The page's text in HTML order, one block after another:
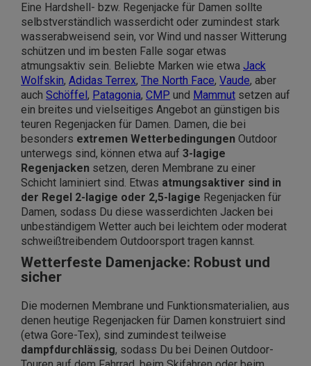
Eine Hardshell- bzw. Regenjacke für Damen sollte
selbstverständlich wasserdicht oder zumindest stark
wasserabweisend sein, vor Wind und nasser Witterung
schützen und im besten Falle sogar etwas
atmungsaktiv sein. Beliebte Marken wie etwa Jack
Wolfskin, Adidas Terrex, The North Face, Vaude, aber
auch Schöffel , Patagonia, CMP und Mammut setzen auf
ein breites und vielseitiges Angebot an günstigen bis
teuren Regenjacken für Damen. Damen, die bei
besonders extremen Wetterbedingungen Outdoor
unterwegs sind, können etwa auf 3-lagige
Regenjacken setzen, deren Membrane zu einer
Schicht laminiert sind. Etwas atmungsaktiver sind in
der Regel 2-lagige oder 2,5-lagige Regenjacken für
Damen, sodass Du diese wasserdichten Jacken bei
unbeständigem Wetter auch bei leichtem oder moderat
schweißtreibendem Outdoorsport tragen kannst.
Wetterfeste Damenjacke: Robust und
sicher
Die modernen Membrane und Funktionsmaterialien, aus
denen heutige Regenjacken für Damen konstruiert sind
(etwa Gore-Tex), sind zumindest teilweise
dampfdurchlässig, sodass Du bei Deinen Outdoor-